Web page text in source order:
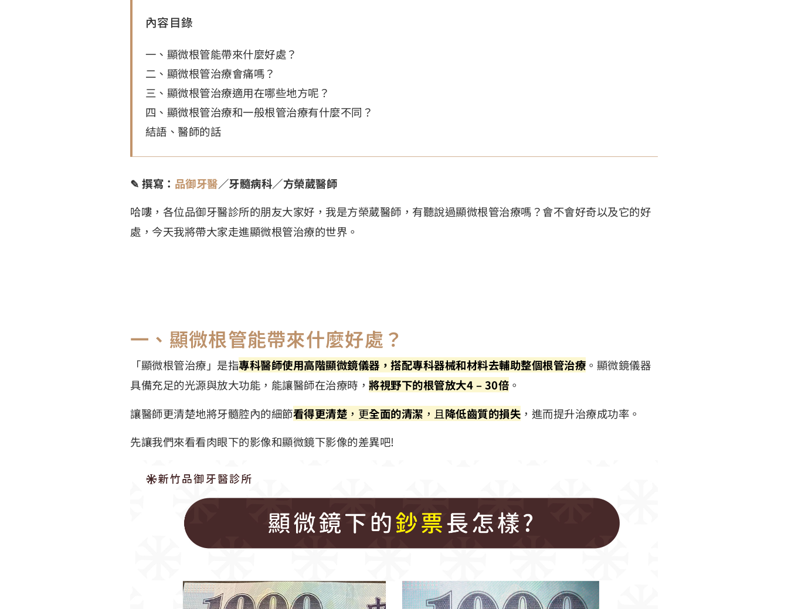
內容目錄
一、顯微根管能帶來什麼好處？
二、顯微根管治療會痛嗎？
三、顯微根管治療適用在哪些地方呢？
四、顯微根管治療和一般根管治療有什麼不同？
結語、醫師的話
✎ 撰寫： 品御牙醫／牙髓病科／方榮葳醫師
哈嘍，各位品御牙醫診所的朋友大家好，我是方榮葳醫師，有聽說過顯微根管治療嗎？會不會好奇以及它的好
處，今天我將帶大家走進顯微根管治療的世界。
一、顯微根管能帶來什麼好處？
「顯微根管治療」是指專科醫師使用高階顯微鏡儀器，搭配專科器械和材料去輔助整個根管治療 。顯微鏡儀器
具備充足的光源與放大功能，能讓醫師在治療時， 將視野下的根管放大4 – 30倍 。
讓醫師更清楚地將牙髓腔內的細節看得更清楚 ，更全面的清潔 ，且降低齒質的損失 ，進而提升治療成功率。
先讓我們來看看肉眼下的影像和顯微鏡下影像的差異吧!